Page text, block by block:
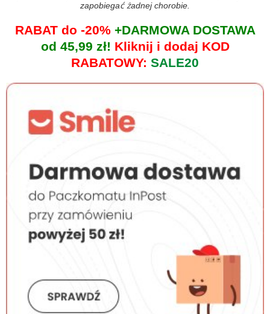
zapobiegać żadnej chorobie.
RABAT do -20%+DARMOWA DOSTAWA
od 45,99 zł! Kliknij i dodaj KOD
RABATOWY: SALE20